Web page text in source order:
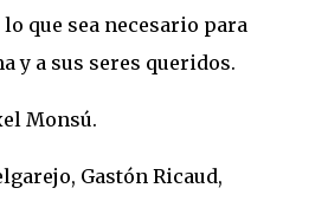
que sea necesario para
y a sus seres queridos.
Monsú.
Gastón Ricaud,